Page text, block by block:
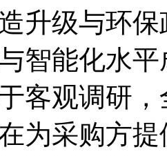
升级与环
智能化水
客观调研
为采购方